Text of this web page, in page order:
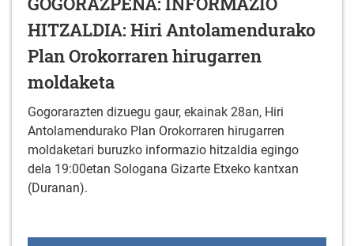
HITZALDIA: Hiri Antolamendurako
Plan Orokorraren hirugarren
moldaketa
Gogorarazten dizuegu gaur, ekainak 28an, Hiri
Antolamendurako Plan Orokorraren hirugarren
moldaketari buruzko informazio hitzaldia egingo
dela 19:00etan Sologana Gizarte Etxeko kantxan
(Duranan).